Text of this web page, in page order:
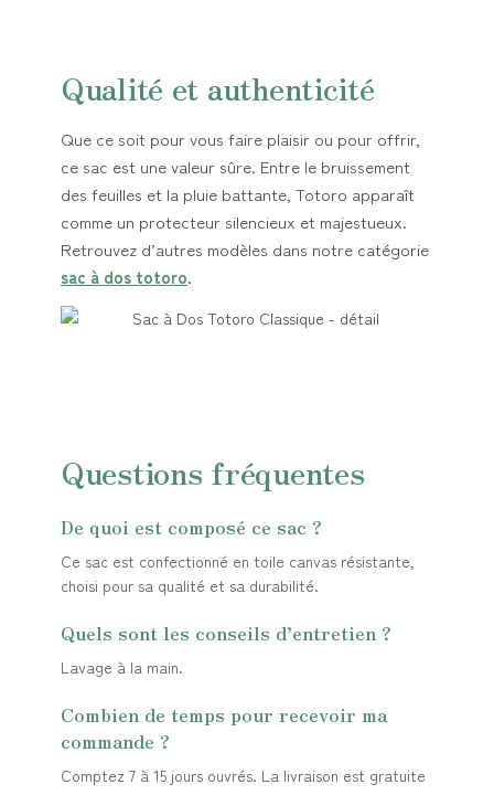
Qualité et authenticité
Que ce soit pour vous faire plaisir ou pour offrir,
ce sac est une valeur sûre. Entre le bruissement
des feuilles et la pluie battante, Totoro apparaît
comme un protecteur silencieux et majestueux.
Retrouvez d’autres modèles dans notre catégorie
sac à dos totoro.
Questions fréquentes
De quoi est composé ce sac ?
Ce sac est confectionné en toile canvas résistante,
choisi pour sa qualité et sa durabilité.
Quels sont les conseils d’entretien ?
Lavage à la main.
Combien de temps pour recevoir ma
commande ?
Comptez 7 à 15 jours ouvrés. La livraison est gratuite